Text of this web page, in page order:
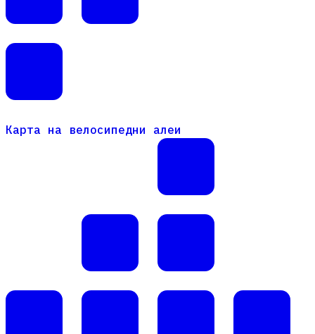
Карта на велосипедни алеи
Карта на велосипедни алеи